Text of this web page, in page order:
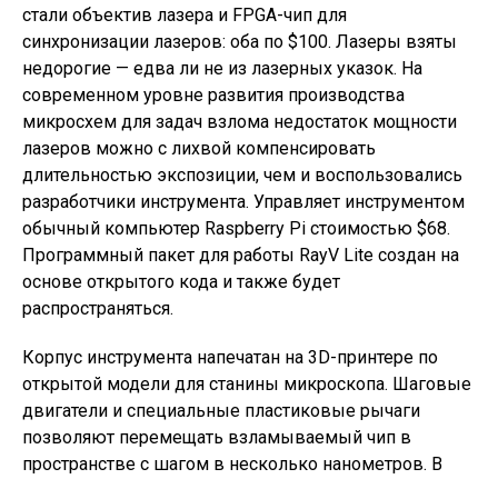
стали объектив лазера и FPGA-чип для
синхронизации лазеров: оба по $100. Лазеры взяты
недорогие — едва ли не из лазерных указок. На
современном уровне развития производства
микросхем для задач взлома недостаток мощности
лазеров можно с лихвой компенсировать
длительностью экспозиции, чем и воспользовались
разработчики инструмента. Управляет инструментом
обычный компьютер Raspberry Pi стоимостью $68.
Программный пакет для работы RayV Lite создан на
основе открытого кода и также будет
распространяться.
Корпус инструмента напечатан на 3D-принтере по
открытой модели для станины микроскопа. Шаговые
двигатели и специальные пластиковые рычаги
позволяют перемещать взламываемый чип в
пространстве с шагом в несколько нанометров. В